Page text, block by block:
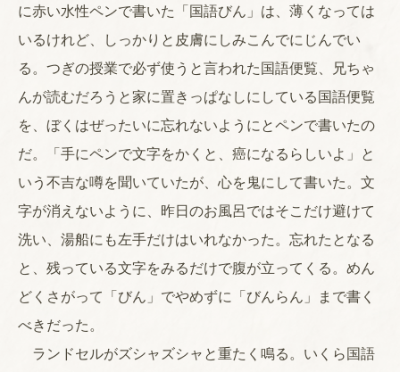
に赤い水性ペンで書いた「国語びん」は、薄くなっては
いるけれど、しっかりと皮膚にしみこんでにじんでい
る。つぎの授業で必ず使うと言われた国語便覧、兄ちゃ
んが読むだろうと家に置きっぱなしにしている国語便覧
を、ぼくはぜったいに忘れないようにとペンで書いたの
だ。「手にペンで文字をかくと、癌になるらしいよ」と
いう不吉な噂を聞いていたが、心を鬼にして書いた。文
字が消えないように、昨日のお風呂ではそこだけ避けて
洗い、湯船にも左手だけはいれなかった。忘れたとなる
と、残っている文字をみるだけで腹が立ってくる。めん
どくさがって「びん」でやめずに「びんらん」まで書く
べきだった。
ランドセルがズシャズシャと重たく鳴る。いくら国語